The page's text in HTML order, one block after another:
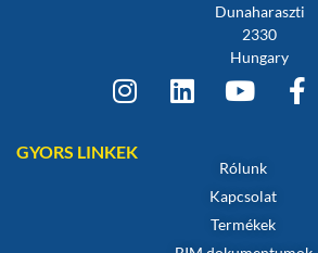
Dunaharaszti
2330
Hungary
GYORS LINKEK
Rólunk
Kapcsolat
Termékek